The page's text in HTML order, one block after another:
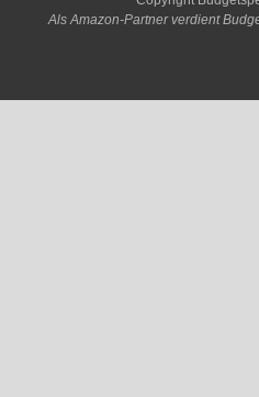
Als Amazon-Partner verdient